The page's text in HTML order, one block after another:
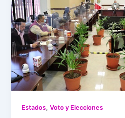
Estados,Voto y Elecciones